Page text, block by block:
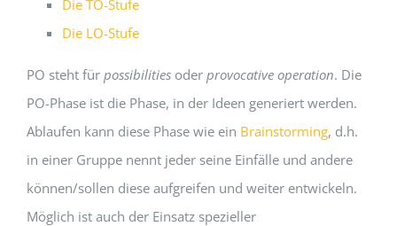
Die TO-Stufe
Die LO-Stufe
PO steht für possibilities oder provocative operation. Die
PO-Phase ist die Phase, in der Ideen generiert werden.
Ablaufen kann diese Phase wie ein Brainstorming, d.h.
in einer Gruppe nennt jeder seine Einfälle und andere
können/sollen diese aufgreifen und weiter entwickeln.
Möglich ist auch der Einsatz spezieller